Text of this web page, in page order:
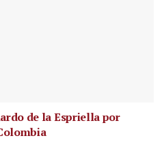
de la Espriella por